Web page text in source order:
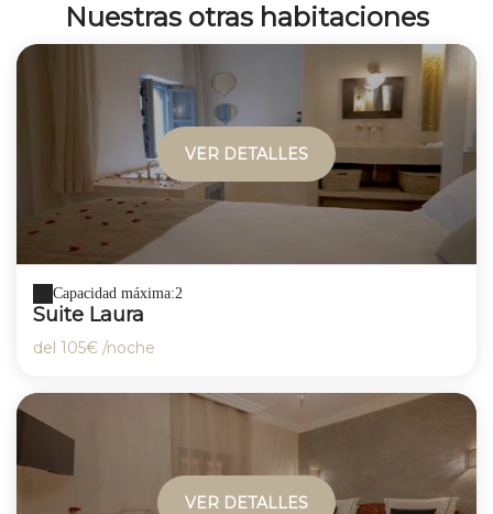
Nuestras otras habitaciones
VER DETALLES
Capacidad máxima:2
Suite Laura
del 105€ /noche
VER DETALLES